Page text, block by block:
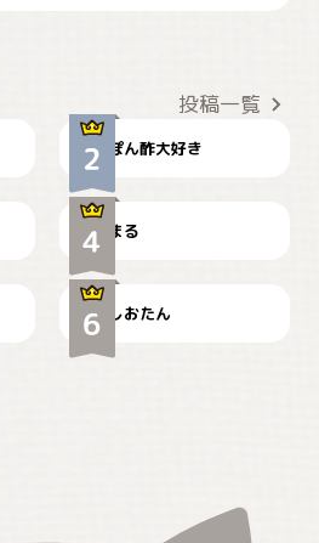
投稿一覧
ぽん酢大好き
🤦‍♀️
まる
暑い日が続くにゃ
しおたん